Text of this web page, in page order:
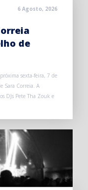
6 Agosto, 2026
de
sexta-feira, 7 de
Sara Correia. A
DJs Pete Tha Zouk e